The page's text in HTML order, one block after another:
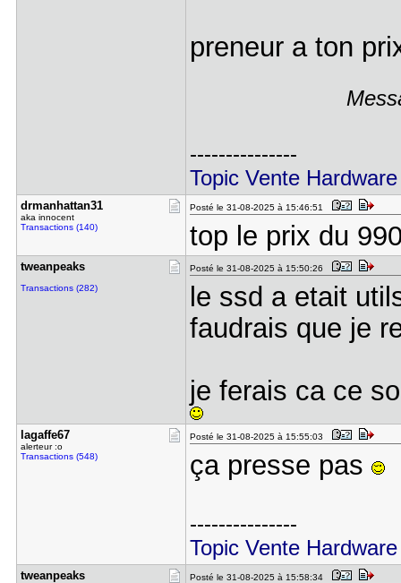
preneur a ton
---------------
Topic Vente Hardware
drmanhatta​n31
aka innocent
Transactions (140)
Posté le 31-08-2025 à 15:46:51
top le prix du
tweanpeaks
Transactions (282)
Posté le 31-08-2025 à 15:50:26
le ssd a etait
faudrais que je
je ferais ca ce
lagaffe67
alerteur :o
Transactions (548)
Posté le 31-08-2025 à 15:55:03
ça presse pas
---------------
Topic Vente Hardware
tweanpeaks Posté le 31-08-2025 à 15:58:34